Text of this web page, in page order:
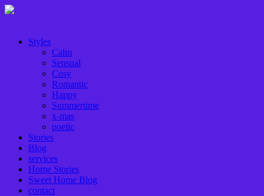
Styles
Calm
Sensual
Cosy
Romantic
Happy
Summertime
x-mas
poetic
Stories
Blog
services
Home Stories
Sweet Home Blog
contact